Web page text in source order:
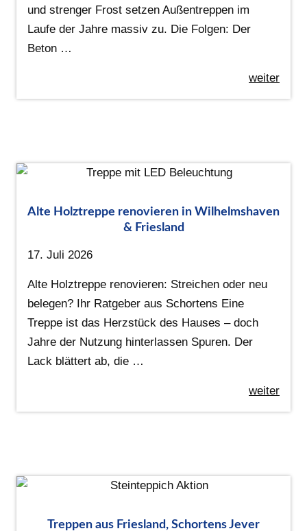
und strenger Frost setzen Außentreppen im
Laufe der Jahre massiv zu. Die Folgen: Der
Beton …
weiter
Alte Holztreppe renovieren in Wilhelmshaven
& Friesland
17. Juli 2026
Alte Holztreppe renovieren: Streichen oder neu
belegen? Ihr Ratgeber aus Schortens Eine
Treppe ist das Herzstück des Hauses – doch
Jahre der Nutzung hinterlassen Spuren. Der
Lack blättert ab, die …
weiter
Treppen aus Friesland, Schortens Jever